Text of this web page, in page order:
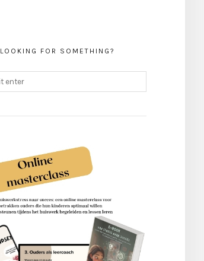
LOOKING FOR SOMETHING?